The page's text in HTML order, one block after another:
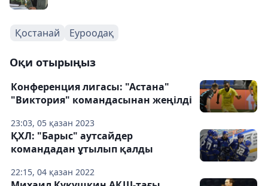
Қостанай Еуроодақ
Оқи отырыңыз
23:03, 05 қазан 2023
Конференция лигасы: "Астана"
"Виктория" командасынан жеңілді
22:15, 04 қазан 2022
ҚХЛ: "Барыс" аутсайдер
командадан ұтылып қалды